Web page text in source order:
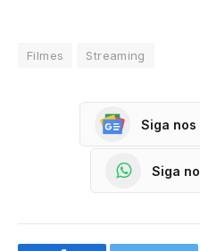
Filmes Streaming
Siga nos
Siga